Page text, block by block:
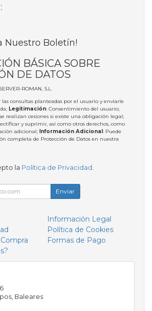
Nuestro Boletín!
BÁSICA SOBRE
DE DATOS
ROMAN, S.L.
las consultas planteadas por el usuario y enviarle
Legitimación: Consentimiento del usuario;
realizan cesiones si existe una obligación legal;
y suprimir, así como otros derechos, como
adicional; Información Adicional: Puede
completa de Protección de Datos en nuestra
la Política de Privacidad
Enviar
Información Legal
Política de Cookies
Formas de Pago
Baleares